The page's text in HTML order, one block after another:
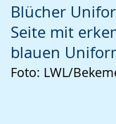
Blücher
Seite mit
blauen
Foto: LWL/